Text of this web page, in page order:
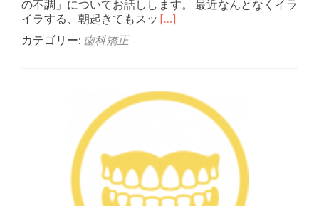
の不調」についてお話しします。 最近なんとなくイラ
イラする、朝起きてもスッ Read more about その不調、
[…]
カテゴリー: 歯科矯正